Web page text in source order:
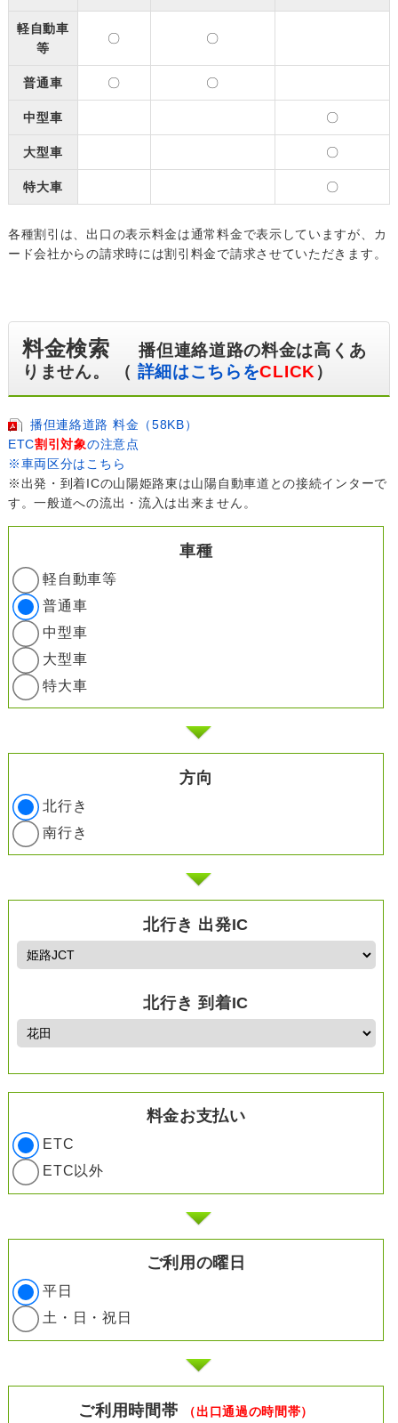
軽自動車
等
〇 〇
普通車 〇 〇
中型車 〇
大型車 〇
特大車 〇
各種割引は、出口の表示料金は通常料金で表示していますが、カ
ード会社からの請求時には割引料金で請求させていただきます。
料金検索播但連絡道路の料金は高くあ
りません。 （ 詳細はこちらをCLICK ）
播但連絡道路 料金（58KB）
ETC割引対象の注意点
※車両区分はこちら
※出発・到着ICの山陽姫路東は山陽自動車道との接続インターで
す。一般道への流出・流入は出来ません。
車種
軽自動車等
普通車
中型車
大型車
特大車
方向
北行き
南行き
北行き 出発IC
北行き 到着IC
料金お支払い
ETC
ETC以外
ご利用の曜日
平日
土・日・祝日
ご利用時間帯 （出口通過の時間帯）